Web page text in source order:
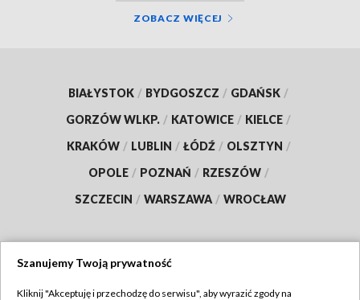
ZOBACZ WIĘCEJ
BIAŁYSTOK / BYDGOSZCZ / GDAŃSK /
GORZÓW WLKP. / KATOWICE / KIELCE /
KRAKÓW / LUBLIN / ŁÓDŹ / OLSZTYN /
OPOLE / POZNAŃ / RZESZÓW /
SZCZECIN / WARSZAWA / WROCŁAW
Szanujemy Twoją prywatność
Kliknij "Akceptuję i przechodzę do serwisu", aby wyrazić zgody na